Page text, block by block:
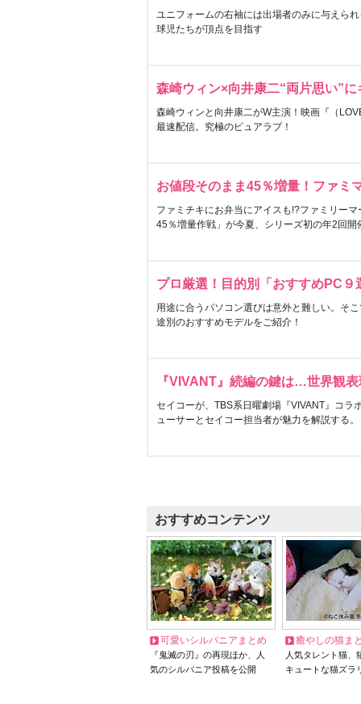
ユニフォームの右袖には出場者のみに与えら
球児たちが頂点を目指す
森崎ウィン×向井康二“両片思い”
森崎ウィンと向井康二がW主演！映画『（
最速配信。究極のピュアラブ！
お値段そのまま45％増量！ファミ
ファミチキにお弁当にアイスも!?ファミリー
45％増量作戦」が今夏、シリーズ初の年2回開
プロ厳選！目的別「おすすめPC９
用途に合うパソコン選びは意外と難しい。そ
途別のおすすめモデルをご紹介！
『VIVANT』続編の鍵は…世界観
セイコーが、TBS系日曜劇場『VIVANT』コラ
ューサーとセイコー担当者が魅力を解説する。
おすすめコンテンツ
可愛いシルバニアまとめ
『鬼滅の刃』の再現ほか、人
気のシルバニア投稿を公開
癒やしの猫ま
人気タレント猫
キュートな猫ズラ